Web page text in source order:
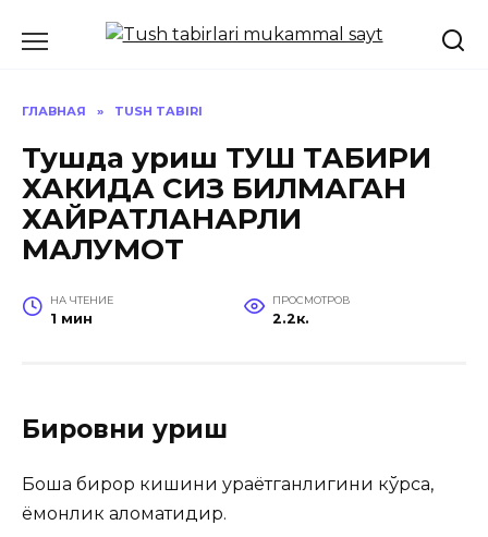
ГЛАВНАЯ » TUSH TABIRI
Тушда уриш ТУШ ТАБИРИ
ХАКИДА СИЗ БИЛМАГАН
ХАЙРАТЛАНАРЛИ
МАЛУМОТ
НА ЧТЕНИЕ
1 мин
ПРОСМОТРОВ
2.2к.
Бировни уриш
Бошқа бирор кишини ураётганлигини кўрса,
ёмонлик аломатидир.